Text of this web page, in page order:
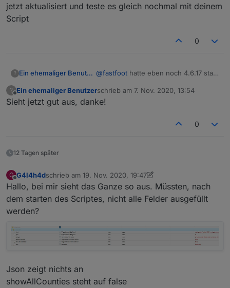
jetzt aktualisiert und teste es gleich nochmal mit deinem
Script
0
? Ein ehemaliger Benutzer @fastfoot hatte eben noch 4.6.17 statt
das es Probleme nach Update auf den
4.8.4 gab und ich bislang keine Zeit
wirklich Probleme gibt...hab ihn jetzt
?
Offline
Ein ehemaliger Benutzerschrieb am 7. Nov. 2020, 13:54
zuletzt editiert von
Sieht jetzt gut aus, danke!
0
12 Tagen später
G
Offline
G4l4h4dschrieb am 19. Nov. 2020, 19:47
zuletzt editiert von G4l4h4d
Hallo, bei mir sieht das Ganze so aus. Müssten, nach
dem starten des Scriptes, nicht alle Felder ausgefüllt
werden?
Json zeigt nichts an
showAllCounties steht auf false